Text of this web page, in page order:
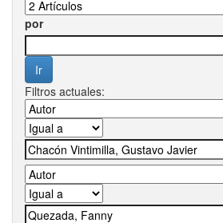
por
Filtros actuales: